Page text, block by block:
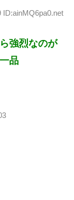
ID:ainMQ6pa0.net
強烈なのが
品